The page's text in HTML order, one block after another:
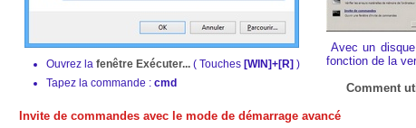
Ouvrez la fenêtre Exécuter... ( Touches [WIN]+[R] )
Tapez la commande : cmd
Avec un
fonction de la
Comment
Invite de commandes avec le mode de démarrage avancé